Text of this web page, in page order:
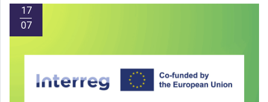
17
07